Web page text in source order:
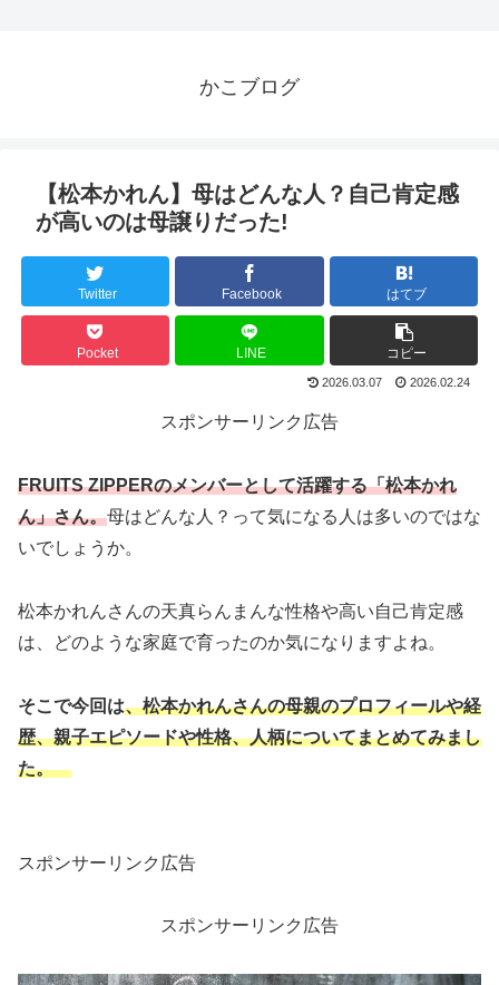
かこブログ
【松本かれん】母はどんな人？自己肯定感
が高いのは母譲りだった!
Twitter Facebook はてブ
Pocket LINE コピー
2026.03.07 2026.02.24
スポンサーリンク広告
FRUITS ZIPPERのメンバーとして活躍する「松本かれ
ん」さん。母はどんな人？って気になる人は多いのではな
いでしょうか。
松本かれんさんの天真らんまんな性格や高い自己肯定感
は、どのような家庭で育ったのか気になりますよね。
そこで今回は、松本かれんさんの母親のプロフィールや経
歴、親子エピソードや性格、人柄についてまとめてみまし
た。
スポンサーリンク広告
スポンサーリンク広告